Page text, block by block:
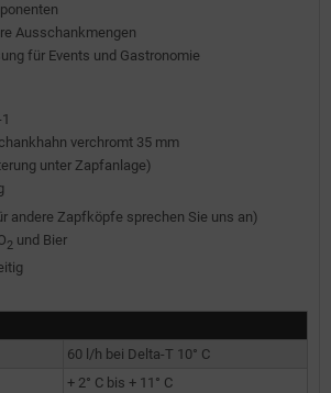
Ausschankmengen
für Events und Gastronomie
verchromt 35 mm
unter Zapfanlage)
andere Zapfköpfe sprechen Sie uns an)
2 und Bier
60 l/h bei Delta-T 10° C
+ 2° C bis + 11° C